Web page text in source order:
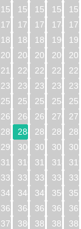
155 156 157 158
171 172 173 174
187 188 189 190
203 204 205 206
219 220 221 222
235 236 237 238
251 252 253 254
267 268 269 270
283 284 285 286
299 300 301 302
315 316 317 318
331 332 333 334
347 348 349 350
363 364 365 366
379 380 381 382